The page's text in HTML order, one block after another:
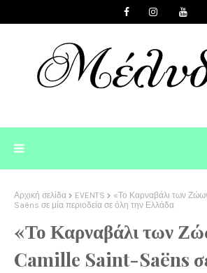
Αρχική σελίδα EVENTS
«Το Καρναβάλι των
Saëns σε μία περιοδεία σε όλη την Ελλάδα
«Το Καρναβάλι των
Camille Saint-Saëns